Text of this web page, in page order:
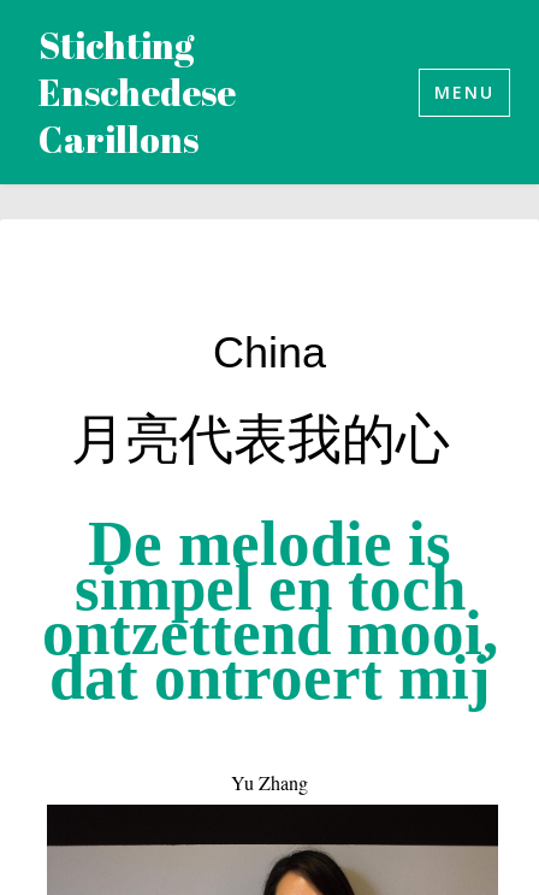
inhoud
springen
Stichting
Enschedese
Carillons
MENU
China
月亮代表我的心
De melodie is
simpel en toch
ontzettend mooi,
dat ontroert mij
Yu Zhang